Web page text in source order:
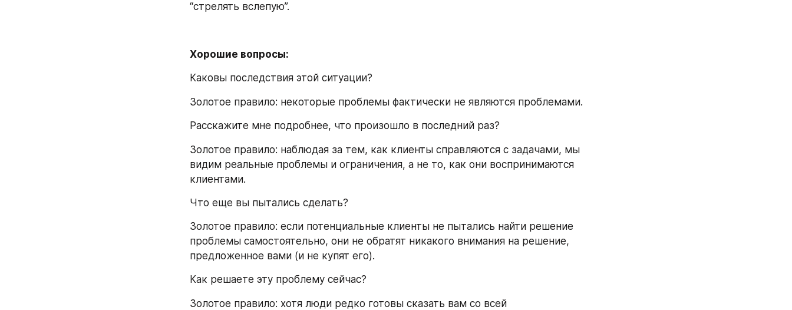
“стрелять вслепую”.
Хорошие вопросы:
Каковы последствия этой ситуации?
Золотое правило: некоторые проблемы фактически не являются проблемами.
Расскажите мне подробнее, что произошло в последний раз?
Золотое правило: наблюдая за тем, как клиенты справляются с задачами, мы
видим реальные проблемы и ограничения, а не то, как они воспринимаются
клиентами.
Что еще вы пытались сделать?
Золотое правило: если потенциальные клиенты не пытались найти решение
проблемы самостоятельно, они не обратят никакого внимания на решение,
предложенное вами (и не купят его).
Как решаете эту проблему сейчас?
Золотое правило: хотя люди редко готовы сказать вам со всей